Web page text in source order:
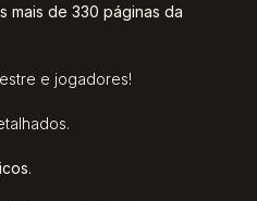
mais de 330 páginas da
e jogadores!
.